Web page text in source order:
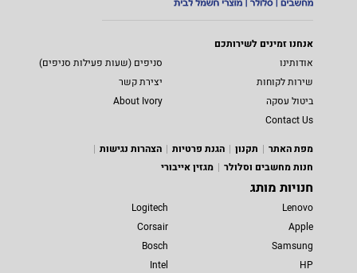
אנחנו זמינים לשירותכם
אודותינו
סניפים (שעות פעילות סניפים)
שירות לקוחות
יצירת קשר
ביטול עסקה
About Ivory
Contact Us
מפת האתר
תקנון הגנת פרטיות
הצהרות נגישות
חנות מחשבים וסלולר
מגזין אייבורי
חנויות מותג
Lenovo
Apple
Samsung
HP
Logitech
Corsair
Bosch
Intel